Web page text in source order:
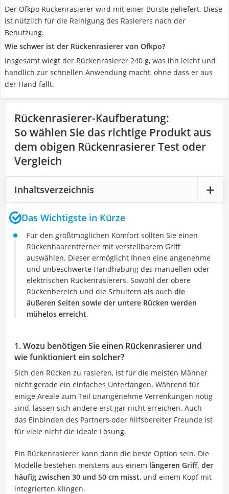
Der Ofkpo Rückenrasierer wird mit einer Bürste geliefert. Diese
ist nützlich für die Reinigung des Rasierers nach der
Benutzung.
Wie schwer ist der Rückenrasierer von Ofkpo?
Insgesamt wiegt der Rückenrasierer 240 g, was ihn leicht und
handlich zur schnellen Anwendung macht, ohne dass er aus
der Hand fällt.
Rückenrasierer-Kaufberatung:
So wählen Sie das richtige Produkt aus
dem obigen Rückenrasierer Test oder
Vergleich
Inhaltsverzeichnis
Das Wichtigste in Kürze
Für den größtmöglichen Komfort sollten Sie einen
Rückenhaarentferner mit verstellbarem Griff
auswählen. Dieser ermöglicht Ihnen eine angenehme
und unbeschwerte Handhabung des manuellen oder
elektrischen Rückenrasierers. Sowohl der obere
Rückenbereich und die Schultern als auch die
äußeren Seiten sowie der untere Rücken werden
mühelos erreicht.
1. Wozu benötigen Sie einen Rückenrasierer und
wie funktioniert ein solcher?
Sich den Rücken zu rasieren, ist für die meisten Männer
nicht gerade ein einfaches Unterfangen. Während für
einige Areale zum Teil unangenehme Verrenkungen nötig
sind, lassen sich andere erst gar nicht erreichen. Auch
das Einbinden des Partners oder hilfsbereiter Freunde ist
für viele nicht die ideale Lösung.
Ein Rückenrasierer kann dann die beste Option sein. Die
Modelle bestehen meistens aus einem längeren Griff, der
häufig zwischen 30 und 50 cm misst, und einem Kopf mit
integrierten Klingen.